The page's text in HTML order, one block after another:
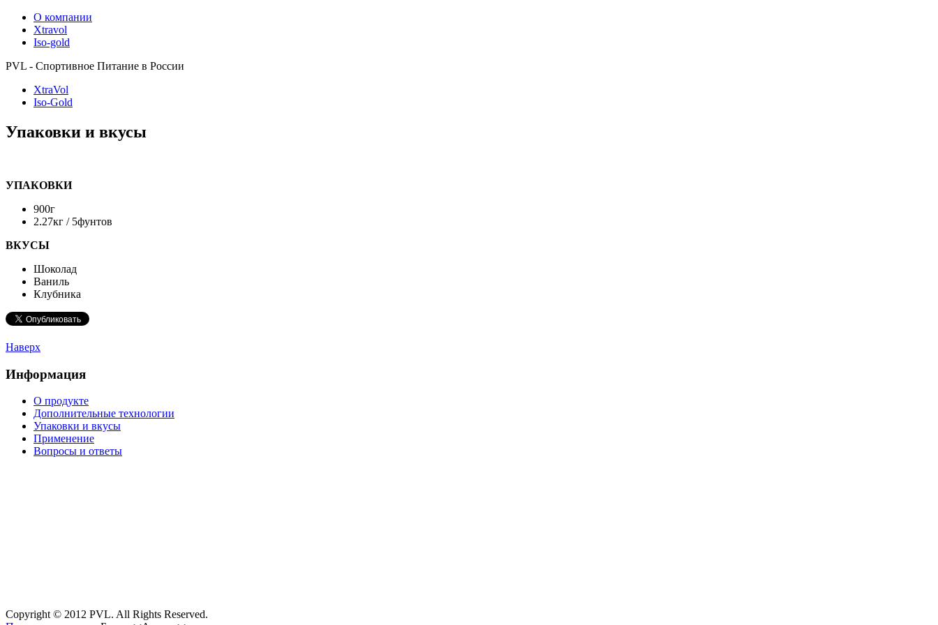
О компании
Xtravol
Iso-gold
PVL - Спортивное Питание в России
XtraVol
Iso-Gold
Упаковки и вкусы
УПАКОВКИ
900г
2.27кг / 5фунтов
ВКУСЫ
Шоколад
Ваниль
Клубника
Наверх
Информация
О продукте
Дополнительные технологии
Упаковки и вкусы
Применение
Вопросы и ответы
Copyright © 2012 PVL. All Rights Reserved.